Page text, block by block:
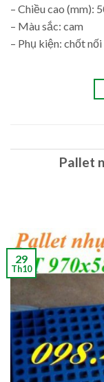
– Chiều cao (mm):
– Màu sắc: cam
– Phụ kiện: chốt nối
Pallet
29
Th10